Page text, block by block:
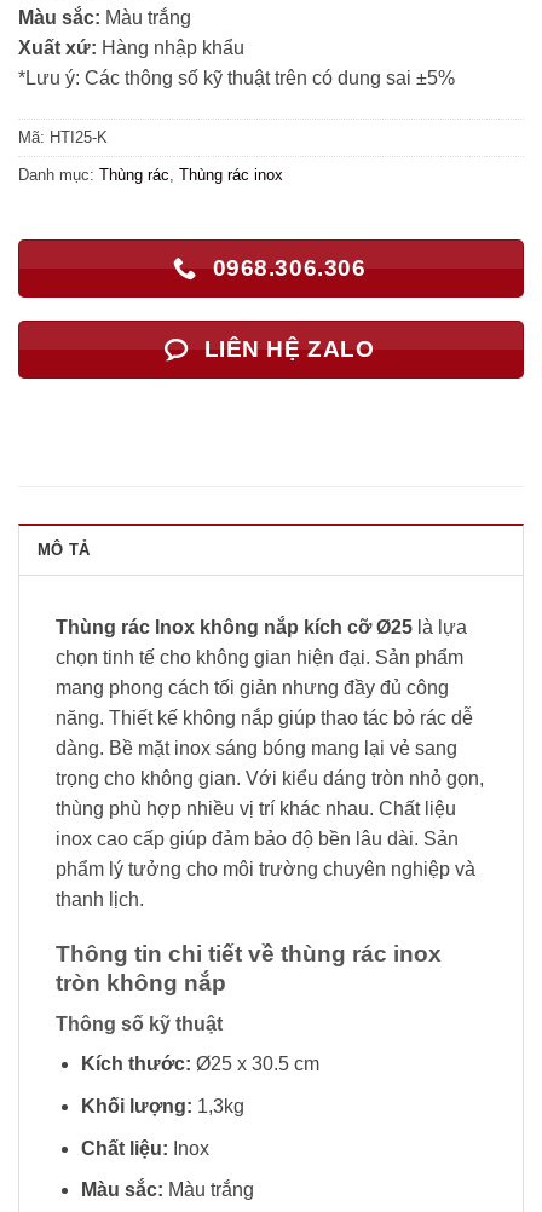
Màu sắc: Màu trắng
Xuất xứ: Hàng nhập khẩu
*Lưu ý: Các thông số kỹ thuật trên có dung sai ±5%
Mã: HTI25-K
Danh mục: Thùng rác Thùng rác inox
0968.306.306
LIÊN HỆ ZALO
MÔ TẢ
Thùng rác Inox không nắp kích cỡ Ø25 là lựa
chọn tinh tế cho không gian hiện đại. Sản phẩm
mang phong cách tối giản nhưng đầy đủ công
năng. Thiết kế không nắp giúp thao tác bỏ rác dễ
dàng. Bề mặt inox sáng bóng mang lại vẻ sang
trọng cho không gian. Với kiểu dáng tròn nhỏ gọn,
thùng phù hợp nhiều vị trí khác nhau. Chất liệu
inox cao cấp giúp đảm bảo độ bền lâu dài. Sản
phẩm lý tưởng cho môi trường chuyên nghiệp và
thanh lịch.
Thông tin chi tiết về thùng rác inox
tròn không nắp
Thông số kỹ thuật
Kích thước: Ø25 x 30.5 cm
Khối lượng: 1,3kg
Chất liệu: Inox
Màu sắc: Màu trắng